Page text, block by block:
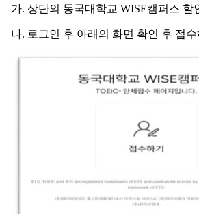
가. 상단의 동국대학교 WISE캠퍼스 할
나. 로그인 후 아래의 화면 확인 후 접수